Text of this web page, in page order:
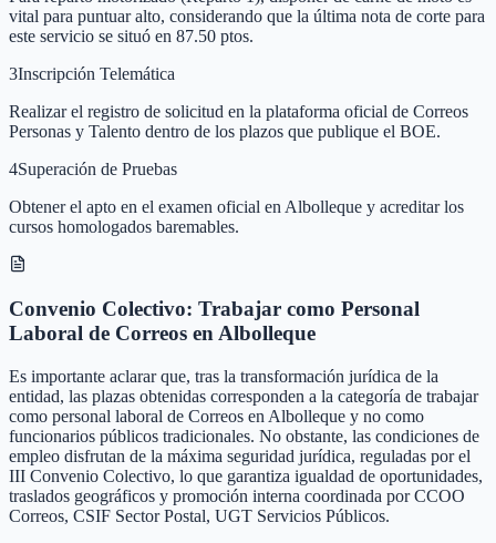
vital para puntuar alto, considerando que la última nota de corte para
este servicio se situó en 87.50 ptos.
3Inscripción Telemática
Realizar el registro de solicitud en la plataforma oficial de Correos
Personas y Talento dentro de los plazos que publique el BOE.
4Superación de Pruebas
Obtener el apto en el examen oficial en Albolleque y acreditar los
cursos homologados baremables.
Convenio Colectivo: Trabajar como Personal
Laboral de Correos en Albolleque
Es importante aclarar que, tras la transformación jurídica de la
entidad, las plazas obtenidas corresponden a la categoría de trabajar
como personal laboral de Correos en Albolleque y no como
funcionarios públicos tradicionales. No obstante, las condiciones de
empleo disfrutan de la máxima seguridad jurídica, reguladas por el
III Convenio Colectivo, lo que garantiza igualdad de oportunidades,
traslados geográficos y promoción interna coordinada por CCOO
Correos, CSIF Sector Postal, UGT Servicios Públicos.